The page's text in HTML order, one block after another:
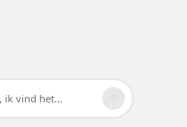
ik vind het...